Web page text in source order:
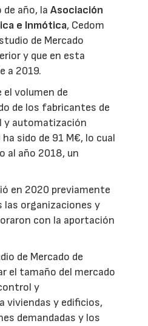
de año, laAsociación
e Inmótica, Cedom
de Mercado
y que en esta
a 2019.
el volumen de
de los fabricantes de
y automatización
sido de 91 M€, lo cual
al año 2018, un
en 2020 previamente
las organizaciones y
con la aportación
de Mercado de
el tamaño del mercado
y
viviendas y edificios,
demandadas y los